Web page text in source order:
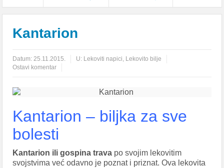
Kantarion
Datum:25.11.2015. U: Lekoviti napici, Lekovito bilje
Ostavi komentar
Kantarion – biljka za sve
bolesti
Kantarion ili gospina trava po svojim lekovitim
svojstvima već odavno je poznat i priznat. Ova lekovita